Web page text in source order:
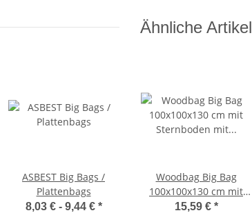
Ähnliche Artikel
ASBEST Big Bags /
Plattenbags
8,03 € - 9,44 € *
Woodbag Big Bag
100x100x130 cm mit
Sternboden mit
15,59 € *